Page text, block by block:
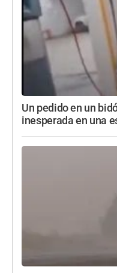
Un pedido en un
inesperada en una